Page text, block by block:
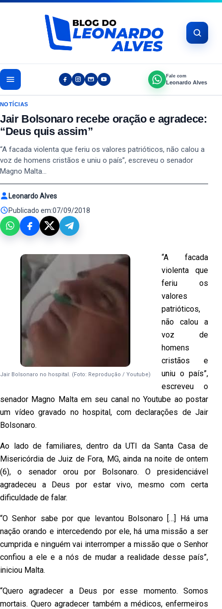
Pular para o conteúdo
Fale com
Leonardo Alves
NOTÍCIAS
Jair Bolsonaro recebe oração e agradece:
“Deus quis assim”
“A facada violenta que feriu os valores patrióticos, não calou a
voz de homens cristãos e uniu o país”, escreveu o senador
Magno Malta…
Leonardo Alves
Publicado em:07/09/2018
Jair Bolsonaro no hospital. (Foto: Reprodução / Youtube)
“A facada
violenta que
feriu os
valores
patrióticos,
não calou a
voz de
homens
cristãos e
uniu o país”,
escreveu o
senador Magno Malta em seu canal no Youtube ao postar
um vídeo gravado no hospital, com declarações de Jair
Bolsonaro.
Ao lado de familiares, dentro da UTI da Santa Casa de
Misericórdia de Juiz de Fora, MG, ainda na noite de ontem
(6), o senador orou por Bolsonaro. O presidenciável
agradeceu a Deus por estar vivo, mesmo com certa
dificuldade de falar.
“O Senhor sabe por que levantou Bolsonaro […] Há uma
nação orando e intercedendo por ele, há uma missão a ser
cumprida e ninguém vai interromper a missão que o Senhor
confiou a ele e a nós de mudar a realidade desse país”,
iniciou Malta.
“Quero agradecer a Deus por esse momento. Somos
mortais. Quero agradecer também a médicos, enfermeiros